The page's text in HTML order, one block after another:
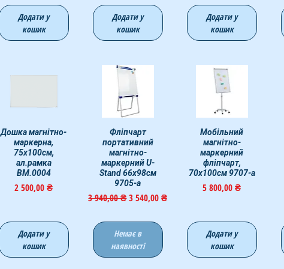
Додати у
кошик
Додати у
кошик
Додати у
кошик
Швидкий перегляд
Дошка магнітно-
маркерна,
75х100см,
ал.рамка
BM.0004
Ціна
2 500,00 ₴
Додати у
кошик
Швидкий перегляд
Фліпчарт
портативний
магнітно-
маркерний U-
Stand 66х98см
9705-a
Звичайна ціна
3 940,00 ₴За розпродажем
3 540,00 ₴
Немає в
наявності
Швидкий перегляд
Мобільний
магнітно-
маркерний
фліпчарт,
70х100см 9707-a
Ціна
5 800,00 ₴
Додати у
кошик